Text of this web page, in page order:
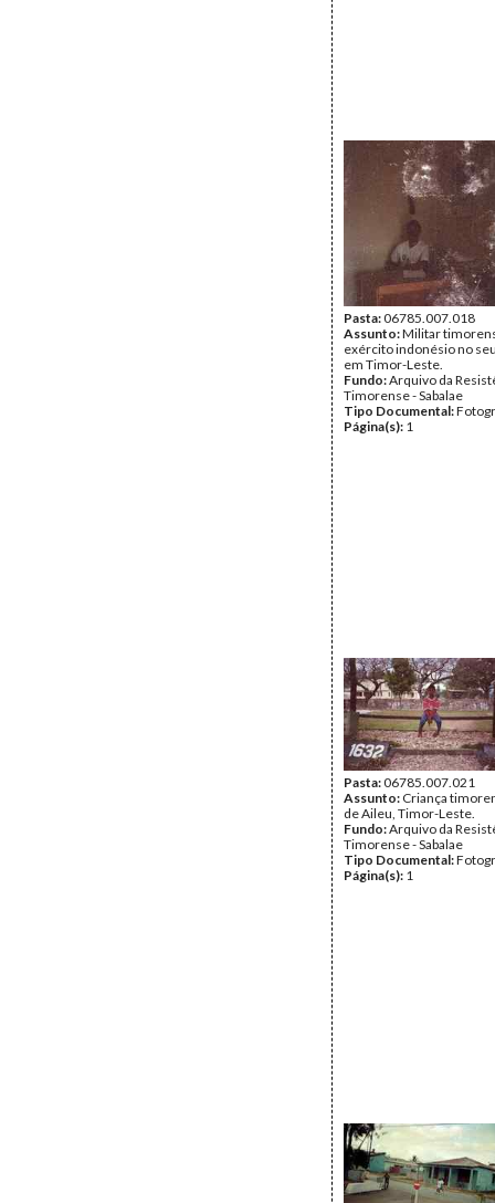
Pasta:06785.007.018
Assunto:Militar
exército indonésio no
em Timor-Leste.
Fundo:Arquivo da
Timorense - Sabalae
Tipo Documental:
Página(s): 1
Pasta:06785.007.021
Assunto: Criança
de Aileu, Timor-Leste.
Fundo:Arquivo da
Timorense - Sabalae
Tipo Documental:
Página(s): 1